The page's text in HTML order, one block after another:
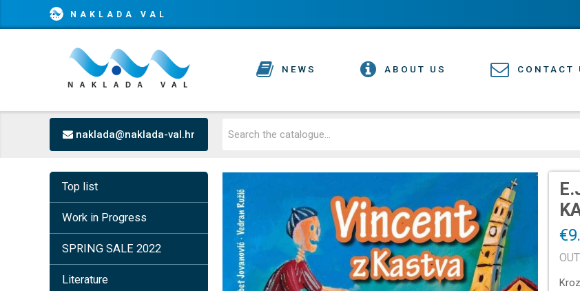
NAKLADA VAL
NEWS ABOUT US CONTACT
naklada@naklada-val.hr
Top list
Work in Progress
SPRING SALE 2022
Literature